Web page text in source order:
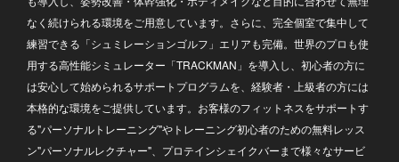
なく続けられる環境をご用意しています。さらに、完全個室で集中して
練習できる「シュミレーションゴルフ」エリアも完備。世界のプロも使
用する高性能シミュレーター「TRACKMAN」を導入し、初心者の方に
は安心して始められるサポートプログラムを、経験者・上級者の方には
本格的な環境をご提供しています。お客様のフィットネスをサポートす
る"パーソナルトレーニング"やトレーニング初心者のための無料レッス
ン"パーソナルレクチャー"、プロテインシェイクバーまで様々なサービ